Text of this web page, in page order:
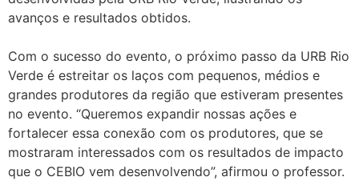
avanços e resultados obtidos.
Com o sucesso do evento, o próximo passo da URB Rio
Verde é estreitar os laços com pequenos, médios e
grandes produtores da região que estiveram presentes
no evento. “Queremos expandir nossas ações e
fortalecer essa conexão com os produtores, que se
mostraram interessados com os resultados de impacto
que o CEBIO vem desenvolvendo”, afirmou o professor.